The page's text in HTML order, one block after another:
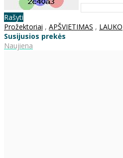
Rašyti
Prožektoriai , APŠVIETIMAS , LAUKO
Susijusios prekės
Naujiena